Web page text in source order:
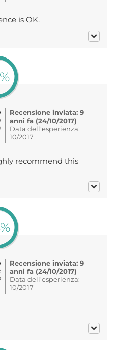
is OK.
Recensione inviata: 9
anni fa (24/10/2017)
Data dell'esperienza:
10/2017
recommend this
Recensione inviata: 9
anni fa (24/10/2017)
Data dell'esperienza:
10/2017